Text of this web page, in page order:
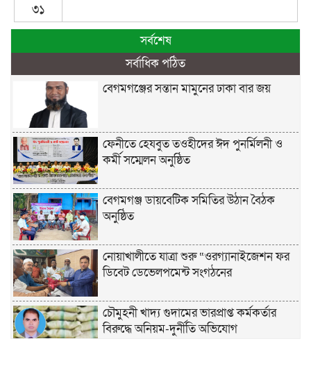
৩১
সর্বশেষ
সর্বাধিক পঠিত
বেগমগঞ্জের সন্তান মামুনের ঢাকা বার জয়
ফেনীতে হেযবুত তওহীদের ঈদ পুনর্মিলনী ও
কর্মী সম্মেলন অনুষ্ঠিত
বেগমগঞ্জ ডায়বেটিক সমিতির উঠান বৈঠক
অনুষ্ঠিত
নোয়াখালীতে যাত্রা শুরু “ওরগ্যানাইজেশন ফর
ডিবেট ডেভেলপমেন্ট সংগঠনের
চৌমুহনী খাদ্য গুদামের ভারপ্রাপ্ত কর্মকর্তার
বিরুদ্ধে অনিয়ম-দুর্নীতি অভিযোগ